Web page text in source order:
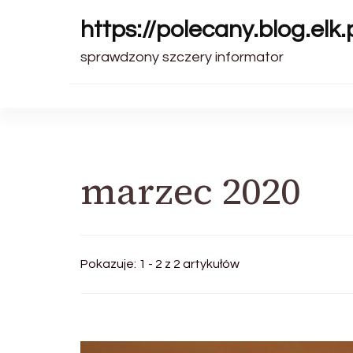
https://
sprawdzony szczery informator
marzec 2020
Pokazuje: 1 - 2 z 2 artykułów